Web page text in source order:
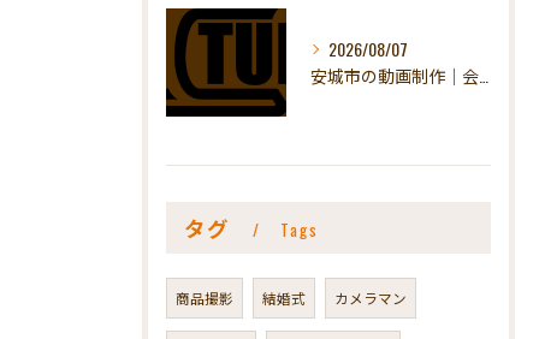
2026/08/07
タグ Tags
商品撮影 結婚式 カメラマン